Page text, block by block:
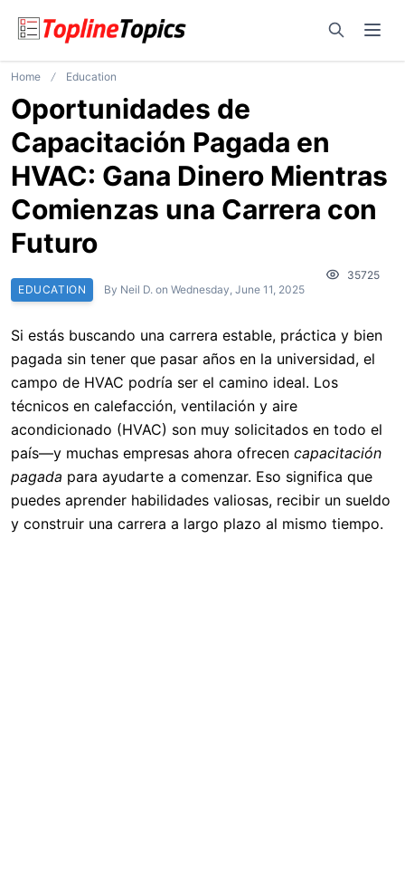
Open
Home Education
Oportunidades de
Capacitación Pagada en
HVAC: Gana Dinero Mientras
Comienzas una Carrera con
Futuro
EDUCATION By Neil D. on Wednesday, June 11, 2025
35725
Si estás buscando una carrera estable, práctica y bien
pagada sin tener que pasar años en la universidad, el
campo de HVAC podría ser el camino ideal. Los
técnicos en calefacción, ventilación y aire
acondicionado (HVAC) son muy solicitados en todo el
país—y muchas empresas ahora ofrecen capacitación
pagada para ayudarte a comenzar. Eso significa que
puedes aprender habilidades valiosas, recibir un sueldo
y construir una carrera a largo plazo al mismo tiempo.